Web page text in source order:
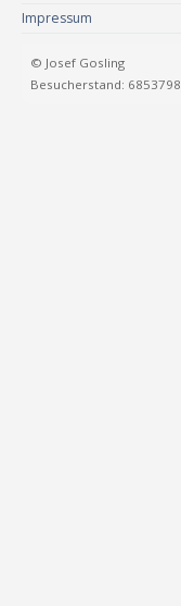
Impressum
© Josef Gosling
Besucherstand: 6853798